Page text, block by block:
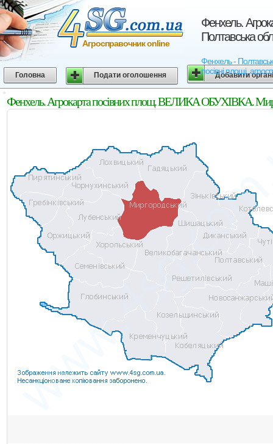
Фенхель.
Полтавська
Фенхель -
посівні площі,
Агросправочник online
Головна Подати оголошення Добавити
Фенхель. Агрокарта посівних площ. ВЕЛИКА ОБУХІВКА.